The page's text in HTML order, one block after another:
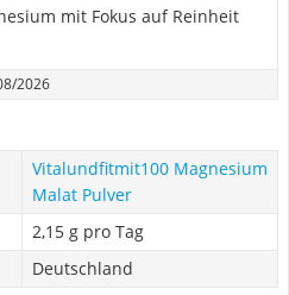
mit Fokus auf Reinheit
2026
‎Vitalundfitmit100 Magnesium
Malat Pulver
2,15 g pro Tag
Deutschland